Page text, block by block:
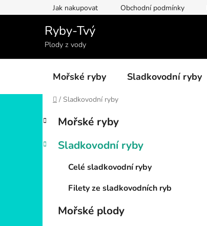
na
Jak nakupovat Obchodní podmínky
Ryby-Tvý
Plody z vody
Mořské ryby Sladkovodní ryby
Domů
/ Sladkovodní ryby
P
s
Přeskočit
kategorie
K
a
e
Mořské ryby
Sladkovodní ryby
Celé sladkovodní ryby
Filety ze sladkovodních ryb
Mořské plody